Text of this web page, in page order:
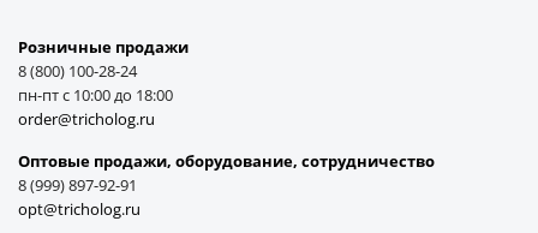
Розничные продажи
8 (800) 100-28-24
пн-пт с 10:00 до 18:00
order@tricholog.ru
Оптовые продажи, оборудование, cотрудничество
8 (999) 897-92-91
opt@tricholog.ru